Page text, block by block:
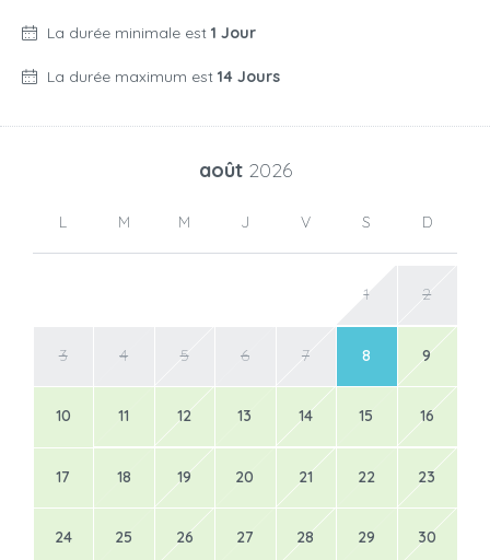
La durée minimale est 1 Jour
La durée maximum est 14 Jours
août 2026
L M M J V S D
1 2
3 4 5 6 7 8 9
10 11 12 13 14 15 16
17 18 19 20 21 22 23
24 25 26 27 28 29 30